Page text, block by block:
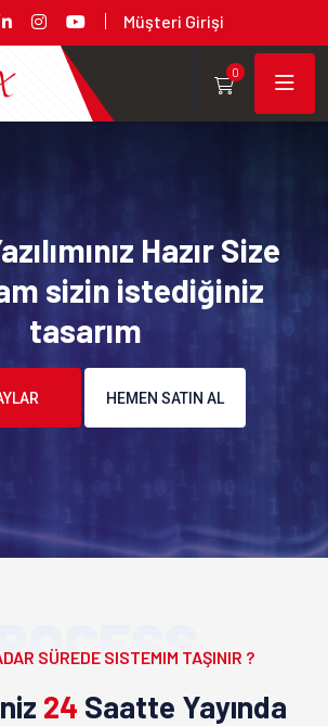
Müşteri Girişi
0
Hazır Size
sizin istediğiniz
tasarım
HEMEN SATIN AL
SÜREDE SISTEMIM TAŞINIR ?
24 Saatte Yayında